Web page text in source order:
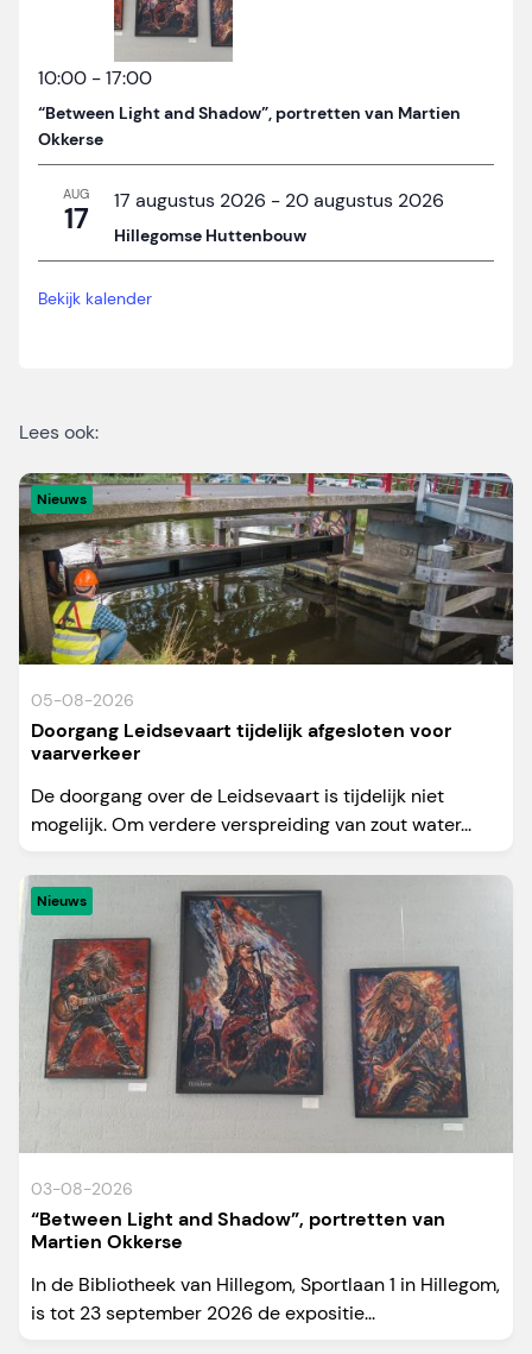
10:00 -17:00
“Between Light and Shadow”, portretten van Martien
Okkerse
AUG
17 17 augustus 2026 - 20 augustus 2026
Hillegomse Huttenbouw
Bekijk kalender
Lees ook:
Nieuws
05-08-2026
Doorgang Leidsevaart tijdelijk afgesloten voor
vaarverkeer
De doorgang over de Leidsevaart is tijdelijk niet
mogelijk. Om verdere verspreiding van zout water...
Nieuws
03-08-2026
“Between Light and Shadow”, portretten van
Martien Okkerse
In de Bibliotheek van Hillegom, Sportlaan 1 in Hillegom,
is tot 23 september 2026 de expositie...